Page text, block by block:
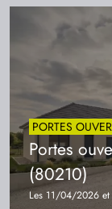
PORTES
Portes
(80210)
Les 11/04/2026